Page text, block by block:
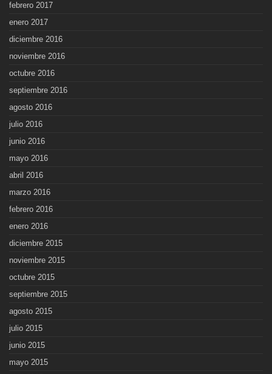
febrero 2017
enero 2017
diciembre 2016
noviembre 2016
octubre 2016
septiembre 2016
agosto 2016
julio 2016
junio 2016
mayo 2016
abril 2016
marzo 2016
febrero 2016
enero 2016
diciembre 2015
noviembre 2015
octubre 2015
septiembre 2015
agosto 2015
julio 2015
junio 2015
mayo 2015